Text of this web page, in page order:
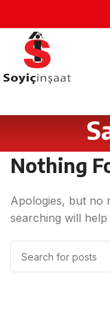
Nothing
Apologies, but no
searching will